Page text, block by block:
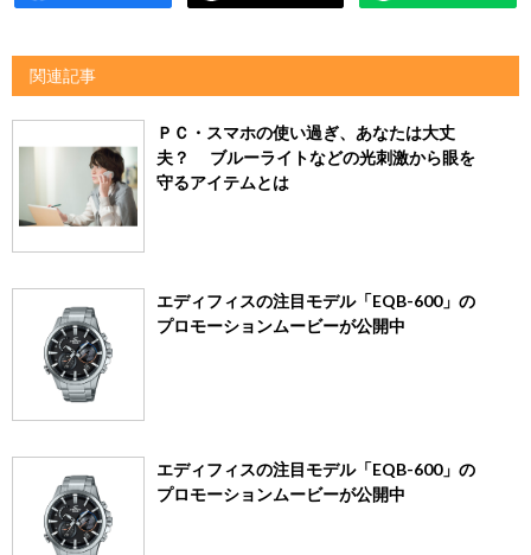
関連記事
ＰＣ・スマホの使い過ぎ、あなたは大丈
夫？ ブルーライトなどの光刺激から眼を
守るアイテムとは
エディフィスの注目モデル「EQB-600」の
プロモーションムービーが公開中
エディフィスの注目モデル「EQB-600」の
プロモーションムービーが公開中